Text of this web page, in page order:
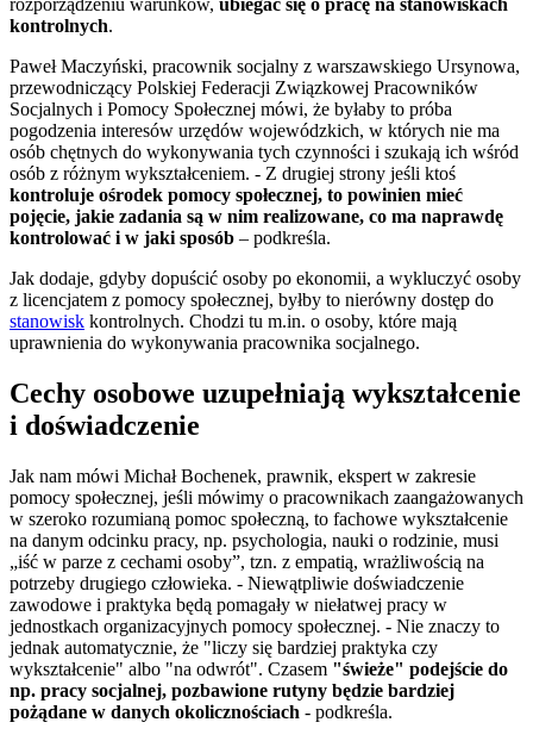
rozporządzeniu warunków, ubiegać się o pracę na stanowiskach
kontrolnych.
Paweł Maczyński, pracownik socjalny z warszawskiego Ursynowa,
przewodniczący Polskiej Federacji Związkowej Pracowników
Socjalnych i Pomocy Społecznej mówi, że byłaby to próba
pogodzenia interesów urzędów wojewódzkich, w których nie ma
osób chętnych do wykonywania tych czynności i szukają ich wśród
osób z różnym wykształceniem. - Z drugiej strony jeśli ktoś
kontroluje ośrodek pomocy społecznej, to powinien mieć
pojęcie, jakie zadania są w nim realizowane, co ma naprawdę
kontrolować i w jaki sposób – podkreśla.
Jak dodaje, gdyby dopuścić osoby po ekonomii, a wykluczyć osoby
z licencjatem z pomocy społecznej, byłby to nierówny dostęp do
stanowisk kontrolnych. Chodzi tu m.in. o osoby, które mają
uprawnienia do wykonywania pracownika socjalnego.
Cechy osobowe uzupełniają wykształcenie
i doświadczenie
Jak nam mówi Michał Bochenek, prawnik, ekspert w zakresie
pomocy społecznej, jeśli mówimy o pracownikach zaangażowanych
w szeroko rozumianą pomoc społeczną, to fachowe wykształcenie
na danym odcinku pracy, np. psychologia, nauki o rodzinie, musi
„iść w parze z cechami osoby”, tzn. z empatią, wrażliwością na
potrzeby drugiego człowieka. - Niewątpliwie doświadczenie
zawodowe i praktyka będą pomagały w niełatwej pracy w
jednostkach organizacyjnych pomocy społecznej. - Nie znaczy to
jednak automatycznie, że "liczy się bardziej praktyka czy
wykształcenie" albo "na odwrót". Czasem "świeże" podejście do
np. pracy socjalnej, pozbawione rutyny będzie bardziej
pożądane w danych okolicznościach - podkreśla.